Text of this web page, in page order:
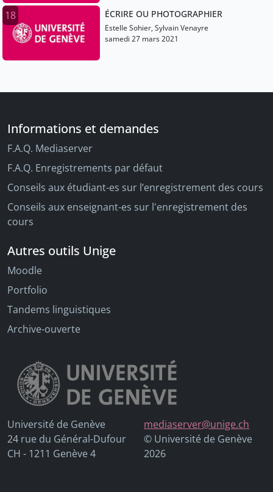
18 ÉCRIRE OU PHOTOGRAPHIER
Estelle Sohier, Sylvain Venayre
samedi 27 mars 2021
Informations et demandes
F.A.Q. Mediaserver
F.A.Q. Enregistrements par défaut
Conseils aux étudiant-es sur l’enregistrement des cours
Conseils aux enseignant-es sur l'enregistrement des
cours
Autres outils Unige
Moodle
Portfolio
Tandems linguistiques
Archive-ouverte
Université de Genève
24 rue du Général-Dufour
CH - 1211 Genève 4
mediaserver@unige.ch
© Université de Genève
2026